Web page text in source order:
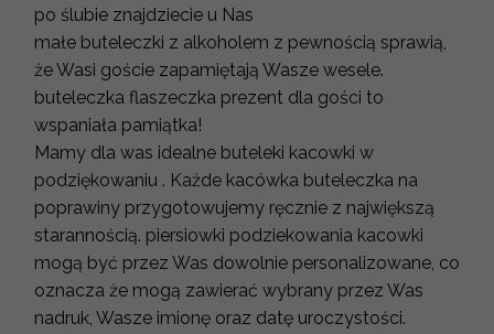
po ślubie znajdziecie u Nas
małe buteleczki z alkoholem z pewnością sprawią,
że Wasi goście zapamiętają Wasze wesele.
buteleczka flaszeczka prezent dla gości to
wspaniała pamiątka!
Mamy dla was idealne buteleki kacowki w
podziękowaniu . Każde kacówka buteleczka na
poprawiny przygotowujemy ręcznie z największą
starannością. piersiowki podziekowania kacowki
mogą być przez Was dowolnie personalizowane, co
oznacza że mogą zawierać wybrany przez Was
nadruk, Wasze imionę oraz datę uroczystości.